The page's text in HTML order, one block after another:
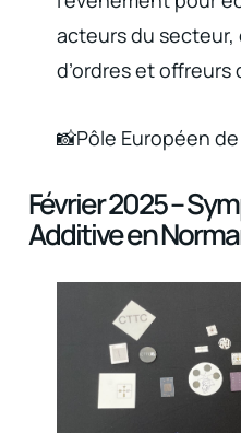
acteurs du secteur,
d’ordres et offreurs
📸Pôle Européen
Février 2025 –
Additive en